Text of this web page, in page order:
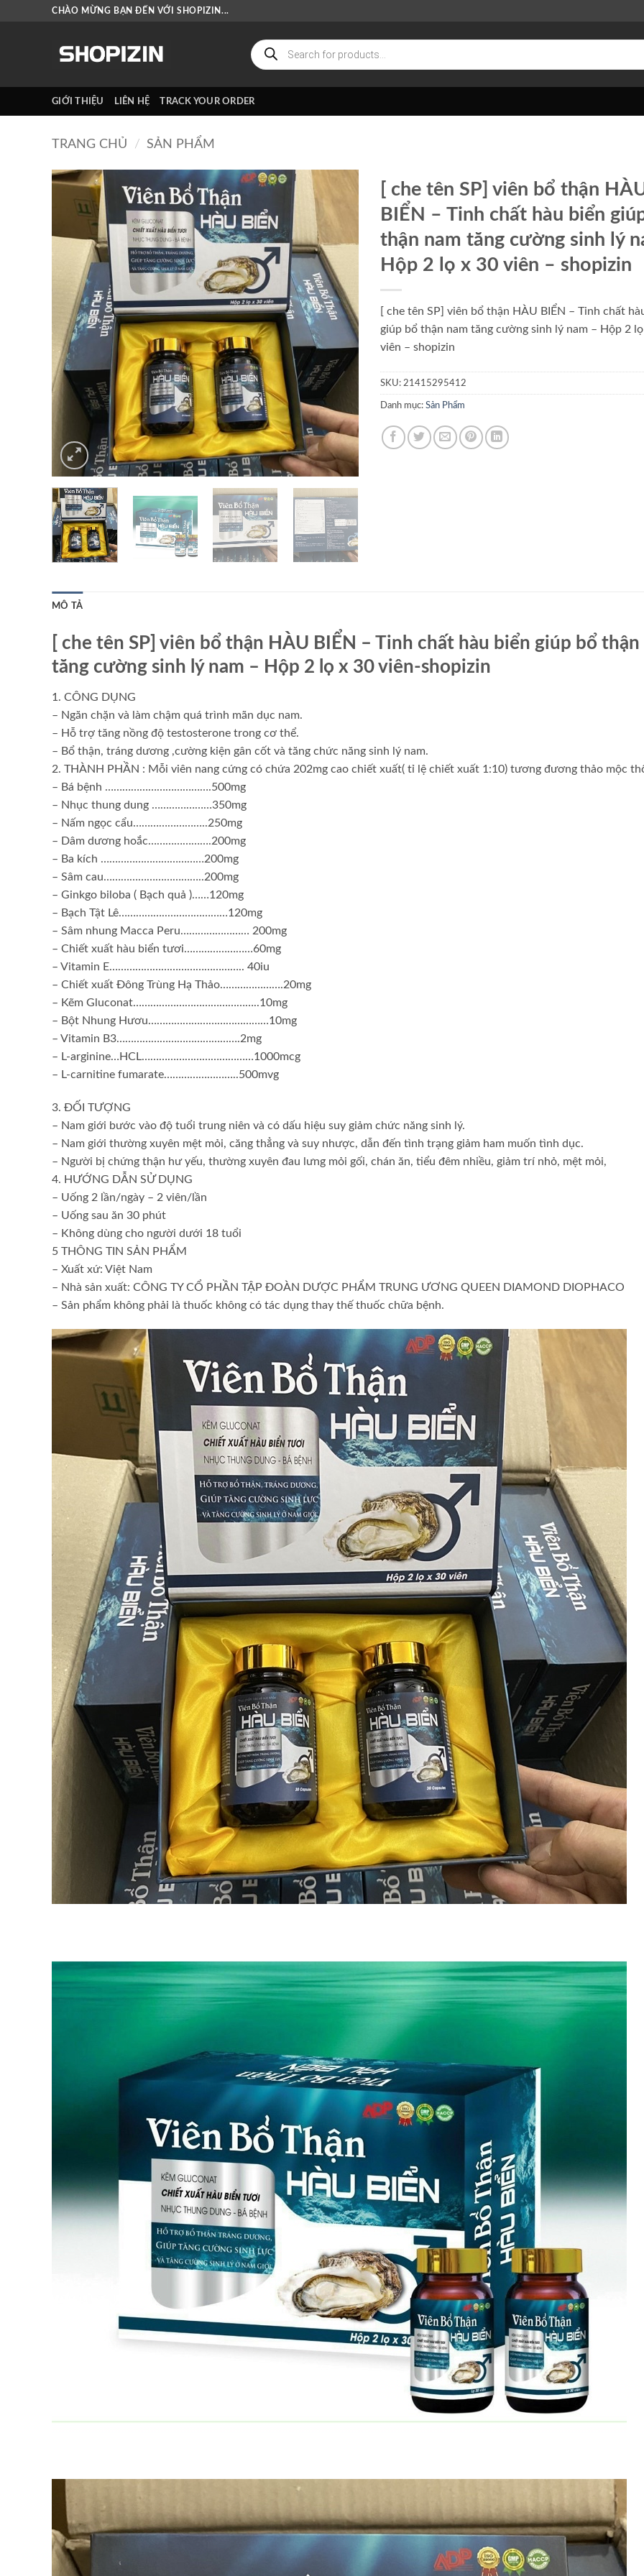
CHÀO MỪNG BẠN ĐẾN VỚI SHOPIZIN...
Tìm
kiếm
sản
phẩm
GIỚI THIỆU LIÊN HỆ TRACK YOUR ORDER
TRANG CHỦ / SẢN PHẨM
[ che tên SP] viên bổ thận
BIỂN – Tinh chất hàu biển
thận nam tăng cường sinh lý
Hộp 2 lọ x 30 viên – shopizin
[ che tên SP] viên bổ thận HÀU BIỂN – Tinh chất
giúp bổ thận nam tăng cường sinh lý nam – Hộp 2
viên – shopizin
SKU: 21415295412
Danh mục: Sản Phẩm
MÔ TẢ
[ che tên SP] viên bổ thận HÀU BIỂN – Tinh chất hàu biển giúp bổ thận
tăng cường sinh lý nam – Hộp 2 lọ x 30 viên-shopizin
1. CÔNG DỤNG
– Ngăn chặn và làm chậm quá trình mãn dục nam.
– Hỗ trợ tăng nồng độ testosterone trong cơ thể.
– Bổ thận, tráng dương ,cường kiện gân cốt và tăng chức năng sinh lý nam.
2. THÀNH PHẦN : Mỗi viên nang cứng có chứa 202mg cao chiết xuất( tỉ lệ chiết xuất 1:10) tương đương thảo mộc
– Bá bệnh ……………………………….500mg
– Nhục thung dung …………………350mg
– Nấm ngọc cẩu……………………..250mg
– Dâm dương hoắc………………….200mg
– Ba kích ………………………………200mg
– Sâm cau……………………………..200mg
– Ginkgo biloba ( Bạch quả )……120mg
– Bạch Tật Lê……………..…………………120mg
– Sâm nhung Macca Peru…………………… 200mg
– Chiết xuất hàu biển tươi……………………60mg
– Vitamin E……………………………………….. 40iu
– Chiết xuất Đông Trùng Hạ Thảo………………….20mg
– Kẽm Gluconat……………………………………..10mg
– Bột Nhung Hươu……………………………………10mg
– Vitamin B3…………………………………….2mg
– L-arginine…HCL…………………………………1000mcg
– L-carnitine fumarate……………………..500mvg
3. ĐỐI TƯỢNG
– Nam giới bước vào độ tuổi trung niên và có dấu hiệu suy giảm chức năng sinh lý.
– Nam giới thường xuyên mệt mỏi, căng thẳng và suy nhược, dẫn đến tình trạng giảm ham muốn tình dục.
– Người bị chứng thận hư yếu, thường xuyên đau lưng mỏi gối, chán ăn, tiểu đêm nhiều, giảm trí nhỏ, mệt mỏi,
4. HƯỚNG DẪN SỬ DỤNG
– Uống 2 lần/ngày – 2 viên/lần
– Uống sau ăn 30 phút
– Không dùng cho người dưới 18 tuổi
5 THÔNG TIN SẢN PHẨM
– Xuất xứ: Việt Nam
– Nhà sản xuất: CÔNG TY CỔ PHẦN TẬP ĐOÀN DƯỢC PHẨM TRUNG ƯƠNG QUEEN DIAMOND DIOPHACO
– Sản phẩm không phải là thuốc không có tác dụng thay thế thuốc chữa bệnh.